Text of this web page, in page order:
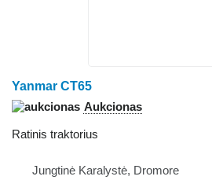
Yanmar CT65
Aukcionas
Ratinis traktorius
Jungtinė Karalystė, Dromore